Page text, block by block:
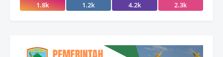
1.8k 1.2k 4.2k 2.3k